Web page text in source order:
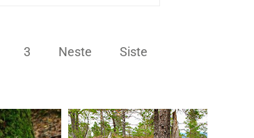
3 Neste Siste